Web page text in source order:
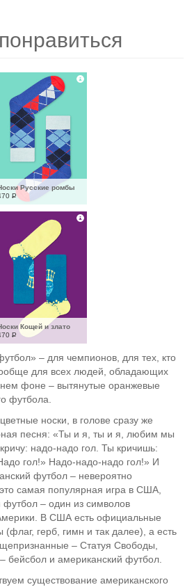
Русские ромбы
Р
Кощей и злато
Р
– для чемпионов, для тех, кто
для всех людей, обладающих
фоне – вытянутые оранжевые
футбола.
носки, в голове сразу же
песня: «Ты и я, ты и я, любим мы
надо-надо гол. Ты кричишь:
гол!» Надо-надо-надо гол!» И
футбол – невероятно
самая популярная игра в США,
– один из символов
В США есть официальные
герб, гимн и так далее), а есть
– Статуя Свободы,
бейсбол и американский футбол.
существование американского